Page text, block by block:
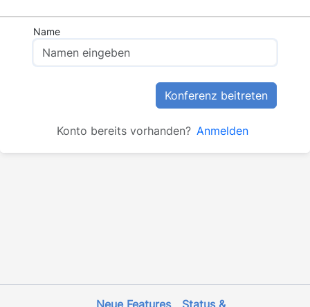
Name
Konferenz beitreten
Konto bereits vorhanden? Anmelden
Neue Features Status &